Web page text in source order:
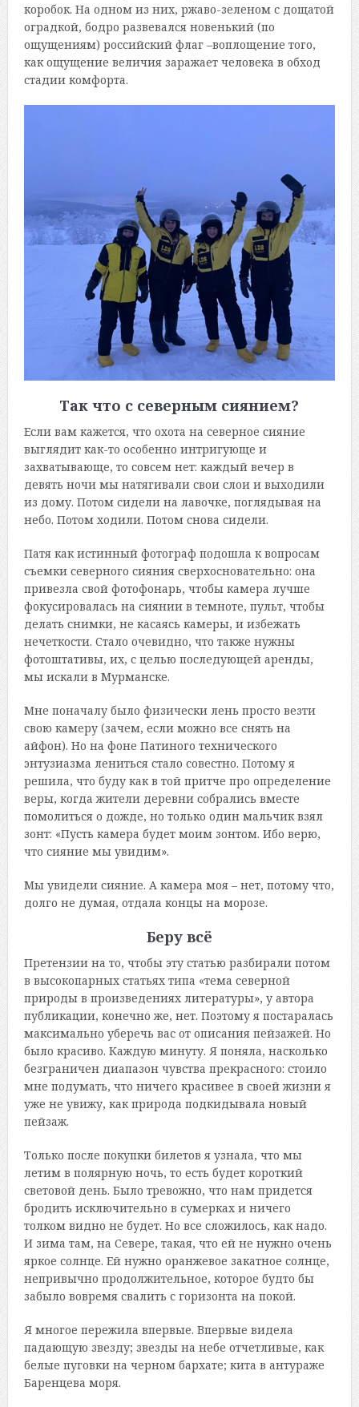
коробок. На одном из них, ржаво-зеленом с дощатой
оградкой, бодро развевался новенький (по
ощущениям) российский флаг –воплощение того,
как ощущение величия заражает человека в обход
стадии комфорта.
Так что с северным сиянием?
Если вам кажется, что охота на северное сияние
выглядит как-то особенно интригующе и
захватывающе, то совсем нет: каждый вечер в
девять ночи мы натягивали свои слои и выходили
из дому. Потом сидели на лавочке, поглядывая на
небо. Потом ходили. Потом снова сидели.
Патя как истинный фотограф подошла к вопросам
съемки северного сияния сверхосновательно: она
привезла свой фотофонарь, чтобы камера лучше
фокусировалась на сиянии в темноте, пульт, чтобы
делать снимки, не касаясь камеры, и избежать
нечеткости. Стало очевидно, что также нужны
фотоштативы, их, с целью последующей аренды,
мы искали в Мурманске.
Мне поначалу было физически лень просто везти
свою камеру (зачем, если можно все снять на
айфон). Но на фоне Патиного технического
энтузиазма лениться стало совестно. Потому я
решила, что буду как в той притче про определение
веры, когда жители деревни собрались вместе
помолиться о дожде, но только один мальчик взял
зонт: «Пусть камера будет моим зонтом. Ибо верю,
что сияние мы увидим».
Мы увидели сияние. А камера моя – нет, потому что,
долго не думая, отдала концы на морозе.
Беру всё
Претензии на то, чтобы эту статью разбирали потом
в высокопарных статьях типа «тема северной
природы в произведениях литературы», у автора
публикации, конечно же, нет. Поэтому я постаралась
максимально уберечь вас от описания пейзажей. Но
было красиво. Каждую минуту. Я поняла, насколько
безграничен диапазон чувства прекрасного: стоило
мне подумать, что ничего красивее в своей жизни я
уже не увижу, как природа подкидывала новый
пейзаж.
Только после покупки билетов я узнала, что мы
летим в полярную ночь, то есть будет короткий
световой день. Было тревожно, что нам придется
бродить исключительно в сумерках и ничего
толком видно не будет. Но все сложилось, как надо.
И зима там, на Севере, такая, что ей не нужно очень
яркое солнце. Ей нужно оранжевое закатное солнце,
непривычно продолжительное, которое будто бы
забыло вовремя свалить с горизонта на покой.
Я многое пережила впервые. Впервые видела
падающую звезду; звезды на небе отчетливые, как
белые пуговки на черном бархате; кита в антураже
Баренцева моря.